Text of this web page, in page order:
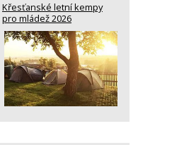
Křesťanské letní kempy
pro mládež 2026